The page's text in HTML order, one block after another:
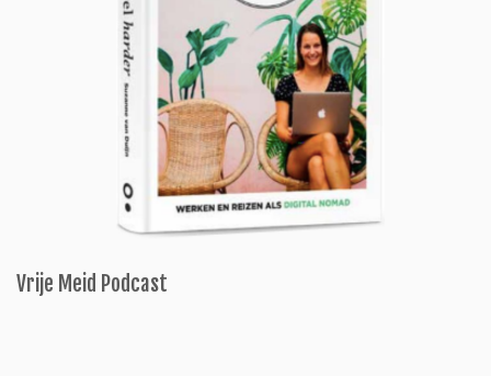
Vrije Meid Podcast